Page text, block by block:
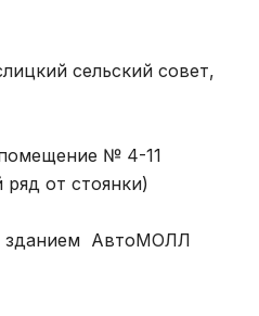
сельский совет,
№ 4-11
от стоянки)
зданием АвтоМОЛЛ